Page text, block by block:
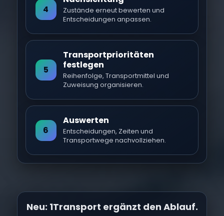
4
Zustände erneut bewerten und
Entscheidungen anpassen.
5
Transportprioritäten
festlegen
Reihenfolge, Transportmittel und
Zuweisung organisieren.
6
Auswerten
Entscheidungen, Zeiten und
Transportwege nachvollziehen.
Neu: 1Transport ergänzt den Ablauf.